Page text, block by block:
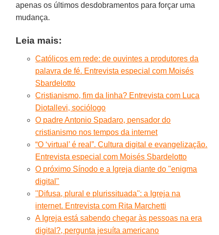
apenas os últimos desdobramentos para forçar uma
mudança.
Leia mais:
Católicos em rede: de ouvintes a produtores da
palavra de fé. Entrevista especial com Moisés
Sbardelotto
Cristianismo, fim da linha? Entrevista com Luca
Diotallevi, sociólogo
O padre Antonio Spadaro, pensador do
cristianismo nos tempos da internet
“O ‘virtual’ é real”. Cultura digital e evangelização.
Entrevista especial com Moisés Sbardelotto
O próximo Sínodo e a Igreja diante do "enigma
digital"
''Difusa, plural e plurissituada'': a Igreja na
internet. Entrevista com Rita Marchetti
A Igreja está sabendo chegar às pessoas na era
digital?, pergunta jesuíta americano